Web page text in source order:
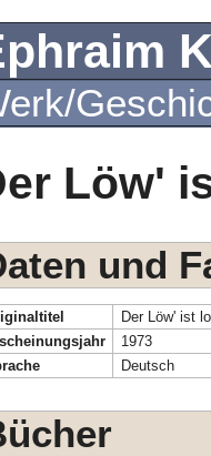
Löw'
und
Der Löw' ist
1973
Deutsch